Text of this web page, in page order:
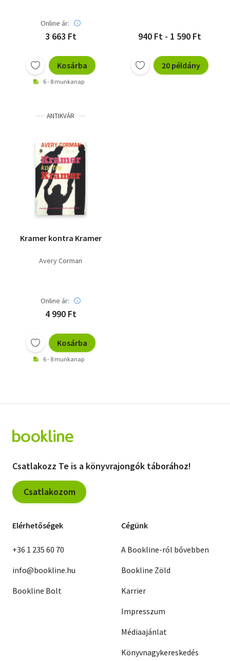
Kramer, Lány a
vonaton
Online ár:
3 663 Ft
Kosárba
6 - 8 munkanap
940 Ft - 1 590 Ft
20 példány
ANTIKVÁR
Kramer kontra Kramer
Avery Corman
Online ár:
4 990 Ft
Kosárba
6 - 8 munkanap
Csatlakozz Te is a könyvrajongók táborához!
Csatlakozom
Elérhetőségek
+36 1 235 60 70
info@bookline.hu
Bookline Bolt
Cégünk
A Bookline-ról bővebben
Bookline Zöld
Karrier
Impresszum
Médiaajánlat
Könyvnagykereskedés